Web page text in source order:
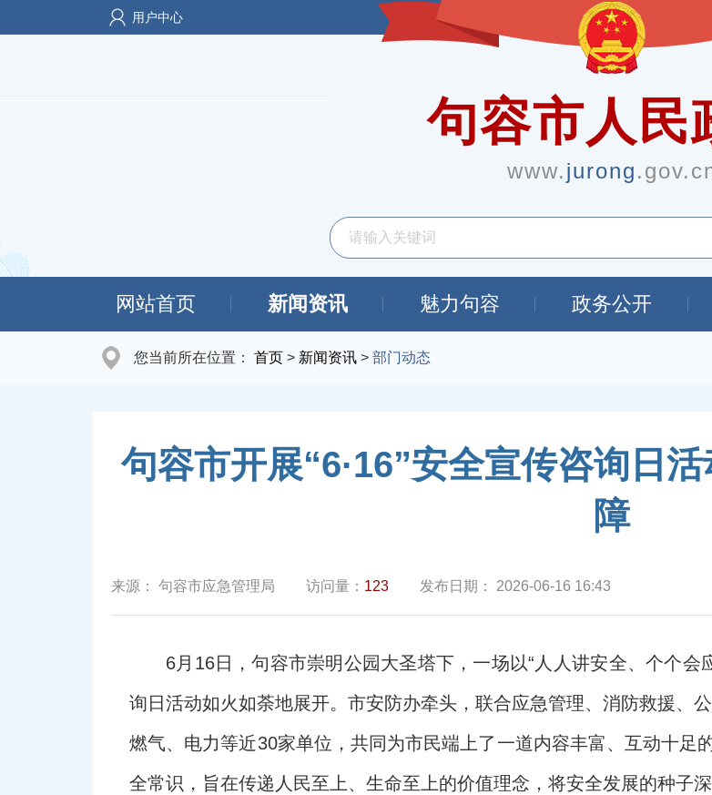
用户中心
句容市人民
www.jurong
网站首页 新闻资讯 魅力句容 政务公开
您当前所在位置： 首页 > 新闻资讯 > 部门动态
句容市开展“6·16”安全宣传咨询日
障
来源： 句容市应急管理局 访问量： 123 发布日期： 2026-06-16 16:43
6月16日，句容市崇明公园大圣塔下，一场以“人人讲安全、个个
询日活动如火如荼地展开。市安防办牵头，联合应急管理、消防救援、
燃气、电力等近30家单位，共同为市民端上了一道内容丰富、互动十足
全常识，旨在传递人民至上、生命至上的价值理念，将安全发展的种子